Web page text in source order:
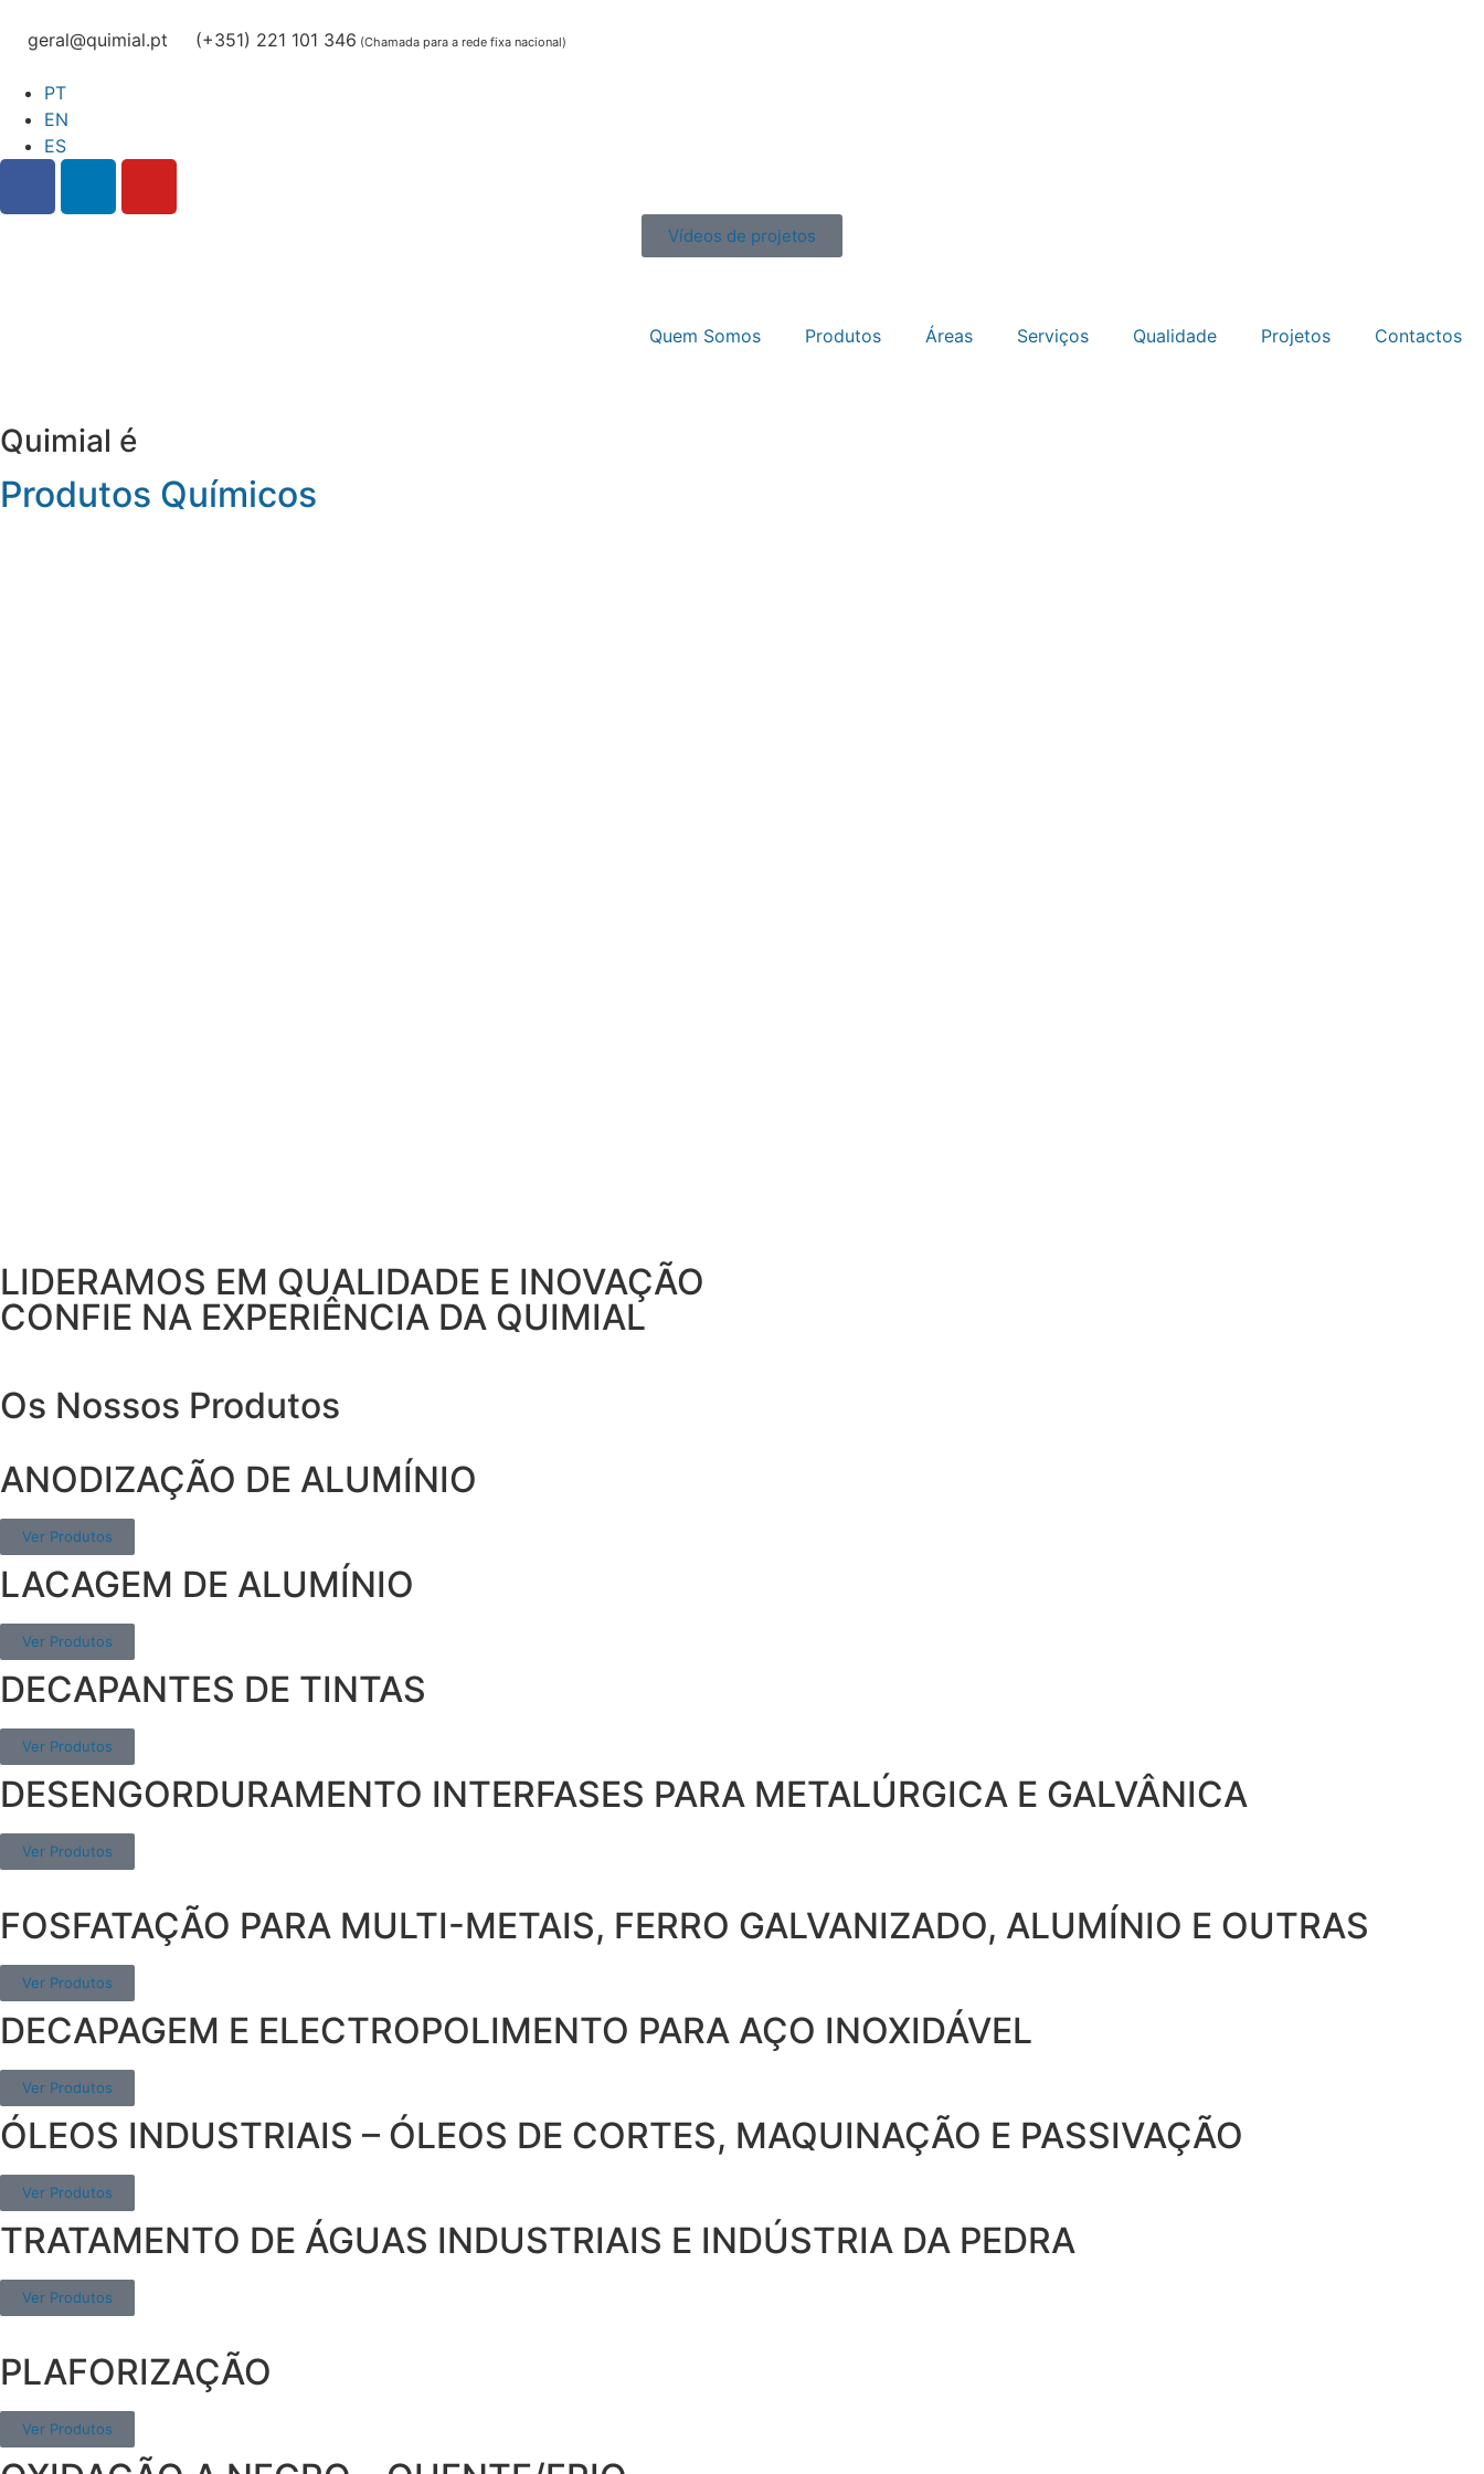
geral@quimial.pt (+351) 221 101 346 (Chamada para a rede fixa nacional)
PT
EN
ES
Vídeos de projetos
Quem Somos Produtos Áreas Serviços Qualidade Projetos Contactos
Quimial é
Produtos Químicos
LIDERAMOS EM QUALIDADE E INOVAÇÃO
CONFIE NA EXPERIÊNCIA DA QUIMIAL
Os Nossos Produtos
ANODIZAÇÃO DE ALUMÍNIO
Ver Produtos
LACAGEM DE ALUMÍNIO
Ver Produtos
DECAPANTES DE TINTAS
Ver Produtos
DESENGORDURAMENTO INTERFASES PARA METALÚRGICA E GALVÂNICA
Ver Produtos
FOSFATAÇÃO PARA MULTI-METAIS, FERRO GALVANIZADO, ALUMÍNIO E OUTRAS
Ver Produtos
DECAPAGEM E ELECTROPOLIMENTO PARA AÇO INOXIDÁVEL
Ver Produtos
ÓLEOS INDUSTRIAIS – ÓLEOS DE CORTES, MAQUINAÇÃO E PASSIVAÇÃO
Ver Produtos
TRATAMENTO DE ÁGUAS INDUSTRIAIS E INDÚSTRIA DA PEDRA
Ver Produtos
PLAFORIZAÇÃO
Ver Produtos